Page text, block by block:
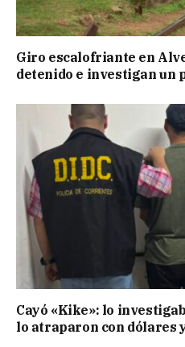
Giro escalofriante en
detenido e investigan un
Cayó «Kike»: lo
lo atraparon con dólares